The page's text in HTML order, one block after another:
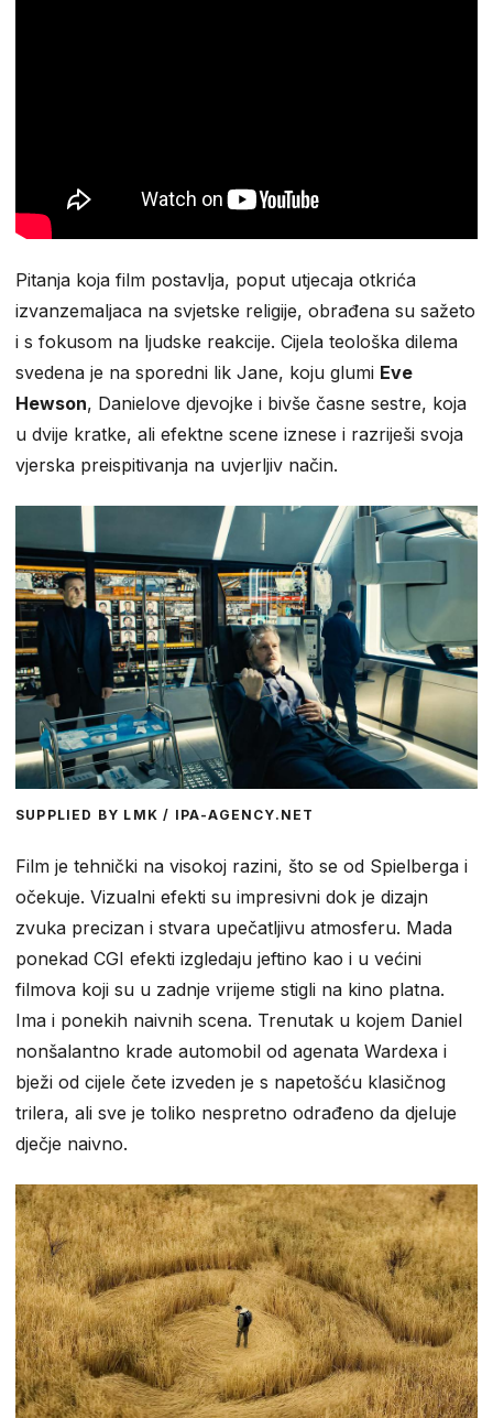
Pitanja koja film postavlja, poput utjecaja otkrića
izvanzemaljaca na svjetske religije, obrađena su sažeto
i s fokusom na ljudske reakcije. Cijela teološka dilema
svedena je na sporedni lik Jane, koju glumi Eve
Hewson, Danielove djevojke i bivše časne sestre, koja
u dvije kratke, ali efektne scene iznese i razriješi svoja
vjerska preispitivanja na uvjerljiv način.
SUPPLIED BY LMK / IPA-AGENCY.NET
Film je tehnički na visokoj razini, što se od Spielberga i
očekuje. Vizualni efekti su impresivni dok je dizajn
zvuka precizan i stvara upečatljivu atmosferu. Mada
ponekad CGI efekti izgledaju jeftino kao i u većini
filmova koji su u zadnje vrijeme stigli na kino platna.
Ima i ponekih naivnih scena. Trenutak u kojem Daniel
nonšalantno krade automobil od agenata Wardexa i
bježi od cijele čete izveden je s napetošću klasičnog
trilera, ali sve je toliko nespretno odrađeno da djeluje
dječje naivno.